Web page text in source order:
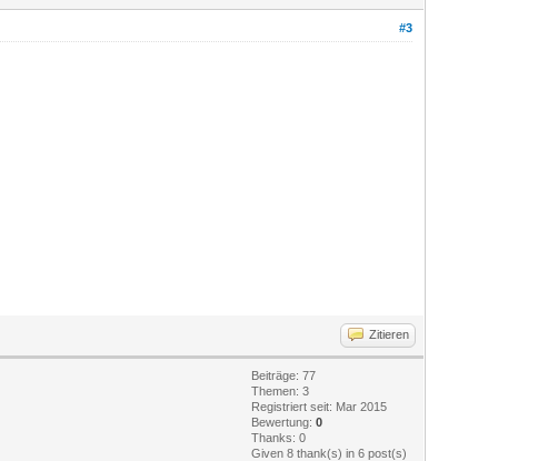
#3
Zitieren
Beiträge: 77
Themen: 3
Registriert seit: Mar 2015
Bewertung:0
Thanks: 0
Given 8 thank(s) in 6 post(s)